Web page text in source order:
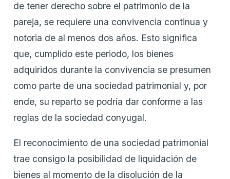
de tener derecho sobre el patrimonio de la
pareja, se requiere una convivencia continua y
notoria de al menos dos años. Esto significa
que, cumplido este periodo, los bienes
adquiridos durante la convivencia se presumen
como parte de una sociedad patrimonial y, por
ende, su reparto se podría dar conforme a las
reglas de la sociedad conyugal.
El reconocimiento de una sociedad patrimonial
trae consigo la posibilidad de liquidación de
bienes al momento de la disolución de la